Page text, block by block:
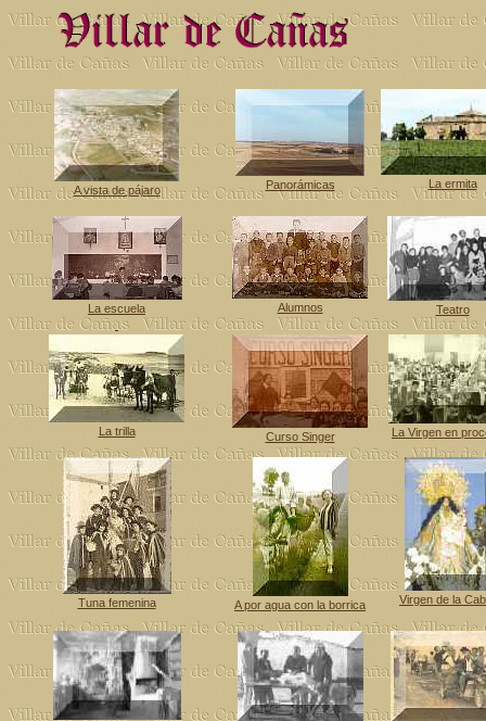
A vista de pájaro Panorámicas La ermita
La escuela Alumnos Teatro
La trilla Curso Singer La Virgen en
Tuna femenina A por agua con la borrica Virgen de la